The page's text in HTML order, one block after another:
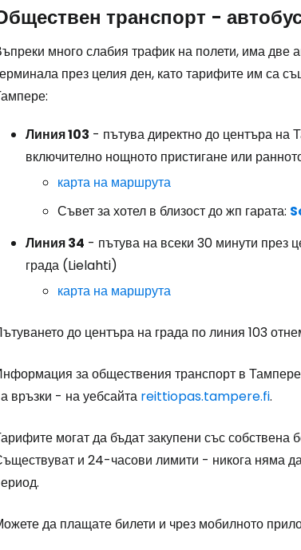
транспорт -
много слабия трафик на полети, има две
през целия ден, като тарифите им са
Линия 103 - пътува директно до центъра на
включително нощното пристигане или
карта на маршрута
Съвет за хотел в близост до жп гарата:
Линия 34 - пътува на всеки 30 минути през
града (Lielahti)
карта на маршрута
до центъра на града по линия 103
за обществения транспорт в
връзки - на уебсайта reittiopas.tampere.fi.
могат да бъдат закупени със собствена
и 24-часови лимити - никога няма
да плащате билети и чрез мобилното
Влезте